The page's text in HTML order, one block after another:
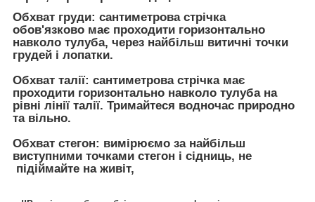
Обхват груди: сантиметрова стрічка
обов'язково має проходити горизонтально
навколо тулуба, через найбільш витичні точки
грудей і лопатки.
Обхват талії: сантиметрова стрічка має
проходити горизонтально навколо тулуба на
рівні лінії талії. Тримайтеся водночас природно
та вільно.
Обхват стегон: вимірюємо за найбільш
виступними точками стегон і сідниць, не
підіймайте на живіт,